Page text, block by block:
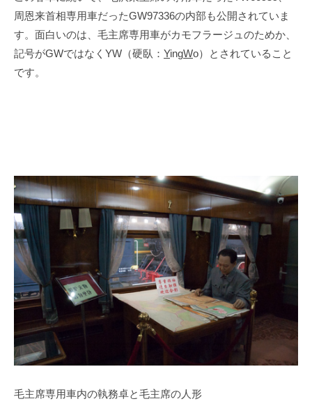
周恩来首相専用車だったGW97336の内部も公開されていま
す。面白いのは、毛主席専用車がカモフラージュのためか、
記号がGWではなく YW （硬臥： YingWo）とされていること
です。
毛主席専用車内の執務卓と毛主席の人形